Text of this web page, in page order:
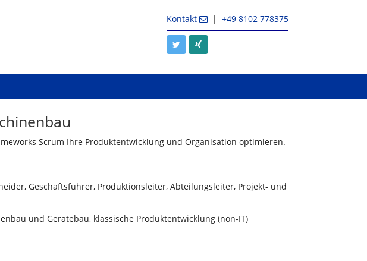
Kontakt | +49 8102 778375
Scrum Ihre Produktentwicklung und Organisation optimieren.
Geschäftsführer, Produktionsleiter, Abteilungsleiter, Projekt- und
und Gerätebau, klassische Produktentwicklung (non-IT)